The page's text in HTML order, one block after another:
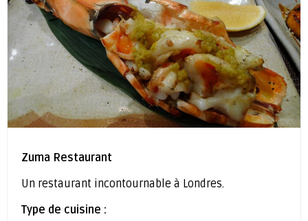
Zuma Restaurant
Un restaurant incontournable à Londres.
Type de cuisine :